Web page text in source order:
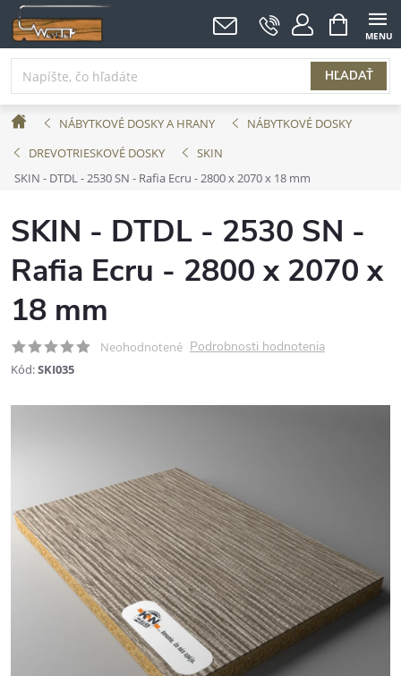
Prejsť
na
obsah
HĽADAŤ
NÁKUPNÝ
KOŠÍK
DomovNÁBYTKOVÉ DOSKY A HRANY
NÁBYTKOVÉ DOSKY
DREVOTRIESKOVÉ DOSKY
SKIN
SKIN - DTDL - 2530 SN - Rafia Ecru - 2800 x 2070 x 18 mm
SKIN - DTDL - 2530 SN -
Rafia Ecru - 2800 x 2070 x
18 mm
Neohodnotené Podrobnosti hodnotenia
Kód:SKI035